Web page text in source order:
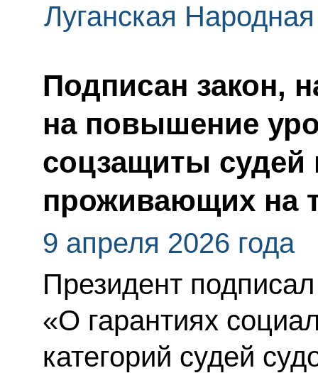
Луганская
Подписан закон,
на повышение
соцзащиты судей
проживающих на
9 апреля 2026 года
Президент
«О гарантиях
категорий судей